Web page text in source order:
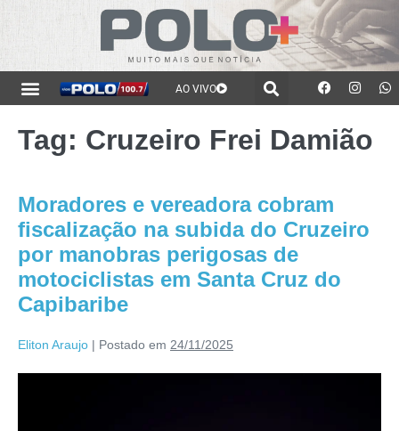
AO VIVO
Tag: Cruzeiro Frei Damião
Moradores e vereadora cobram
fiscalização na subida do Cruzeiro
por manobras perigosas de
motociclistas em Santa Cruz do
Capibaribe
Eliton Araujo | Postado em 24/11/2025